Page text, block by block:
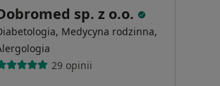
sp. z o.o.
Medycyna rodzinna,
29 opinii